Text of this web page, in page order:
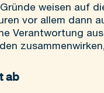
weisen auf
vor allem dann
Verantwortung
ab